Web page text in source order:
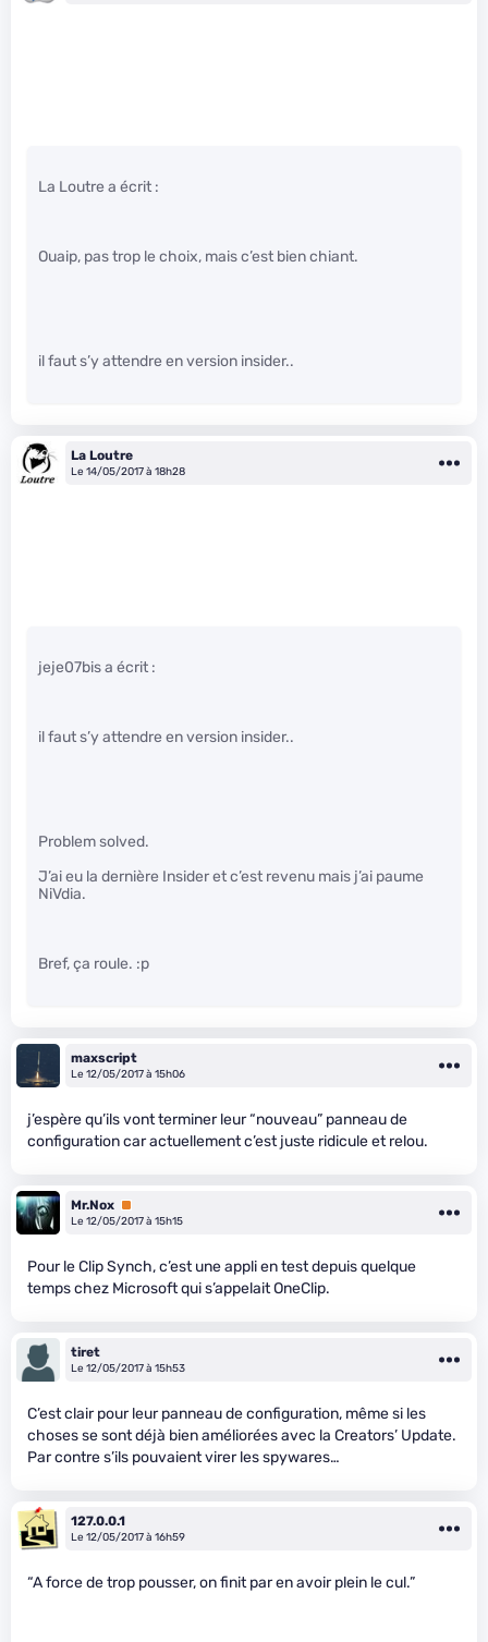
La Loutre a écrit :
Ouaip, pas trop le choix, mais c’est bien chiant.
il faut s’y attendre en version insider..
La Loutre
Le 14/05/2017 à 18h28
jeje07bis a écrit :
il faut s’y attendre en version insider..
Problem solved.
J’ai eu la dernière Insider et c’est revenu mais j’ai paume
NiVdia.
Bref, ça roule. :p
maxscript
Le 12/05/2017 à 15h06
j’espère qu’ils vont terminer leur “nouveau” panneau de
configuration car actuellement c’est juste ridicule et relou.
Mr.Nox Premium
Le 12/05/2017 à 15h15
Pour le Clip Synch, c’est une appli en test depuis quelque
temps chez Microsoft qui s’appelait OneClip.
tiret
Le 12/05/2017 à 15h53
C’est clair pour leur panneau de configuration, même si les
choses se sont déjà bien améliorées avec la Creators’ Update.
Par contre s’ils pouvaient virer les spywares…
127.0.0.1
Le 12/05/2017 à 16h59
“A force de trop pousser, on finit par en avoir plein le cul.”